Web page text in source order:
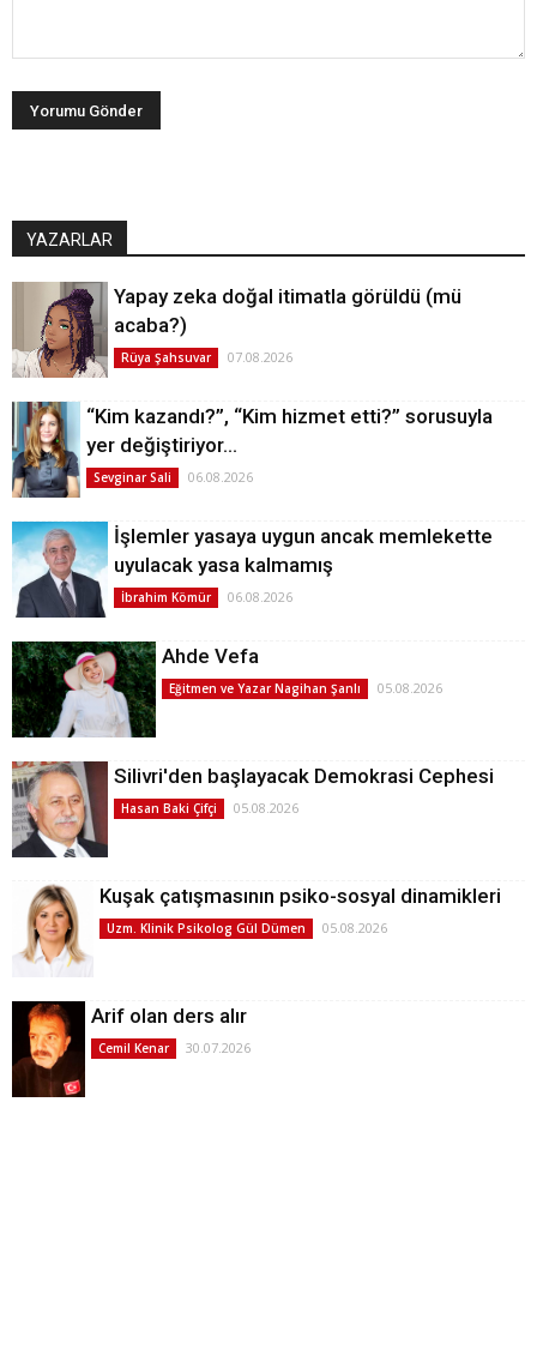
YAZARLAR
Yapay zeka doğal itimatla görüldü (mü
acaba?)
Rüya Şahsuvar 07.08.2026
“Kim kazandı?”, “Kim hizmet etti?” sorusuyla
yer değiştiriyor…
Sevginar Sali 06.08.2026
İşlemler yasaya uygun ancak memlekette
uyulacak yasa kalmamış
İbrahim Kömür 06.08.2026
Ahde Vefa
Eğitmen ve Yazar Nagihan Şanlı 05.08.2026
Silivri'den başlayacak Demokrasi Cephesi
Hasan Baki Çifçi 05.08.2026
Kuşak çatışmasının psiko-sosyal dinamikleri
Uzm. Klinik Psikolog Gül Dümen 05.08.2026
Arif olan ders alır
Cemil Kenar 30.07.2026